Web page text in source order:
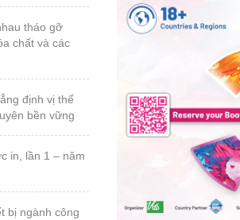
chất và các
bền vững